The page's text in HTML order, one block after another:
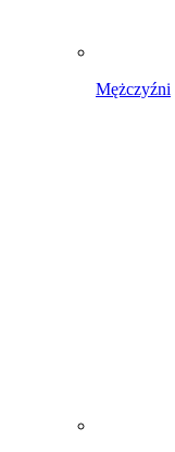
Mężczyźni